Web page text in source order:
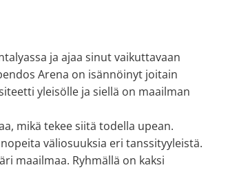
ja ajaa sinut vaikuttavaan
Arena on isännöinyt joitain
yleisölle ja siellä on maailman
mikä tekee siitä todella upean.
väliosuuksia eri tanssityyleistä.
maailmaa. Ryhmällä on kaksi